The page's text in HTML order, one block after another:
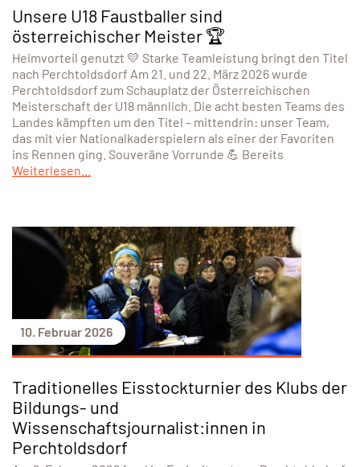
Unsere U18 Faustballer sind
österreichischer Meister 🏆
Heimvorteil genutzt 💛 Starke Teamleistung bringt den Titel
nach Perchtoldsdorf Am 21. und 22. März 2026 wurde
Perchtoldsdorf zum Schauplatz der Österreichischen
Meisterschaft der U18 männlich. Die acht besten Teams des
Landes kämpften um den Titel – mittendrin: unser Team,
das mit vier Nationalkaderspielern als einer der Favoriten
ins Rennen ging. Souveräne Vorrunde 💪 Bereits
Weiterlesen...
10. Februar 2026
Traditionelles Eisstockturnier des Klubs der
Bildungs- und
Wissenschaftsjournalist:innen in
Perchtoldsdorf